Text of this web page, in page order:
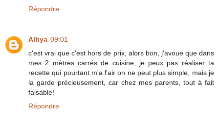
Répondre
Alhya 09:01
c'est vrai que c'est hors de prix, alors bon, j'avoue que dans
mes 2 mètres carrés de cuisine, je peux pas réaliser ta
recette qui pourtant m'a l'air on ne peut plus simple, mais je
la garde précieusement, car chez mes parents, tout à fait
faisable!
Répondre